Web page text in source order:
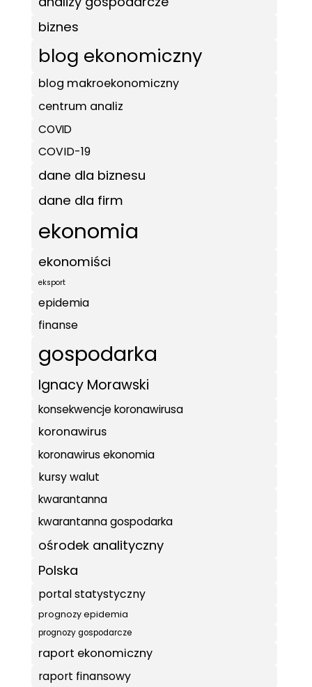
biznes
blog ekonomiczny
blog makroekonomiczny
centrum analiz
COVID
COVID-19
dane dla biznesu
dane dla firm
ekonomia
ekonomiści
eksport
epidemia
finanse
gospodarka
Ignacy Morawski
konsekwencje koronawirusa
koronawirus
koronawirus ekonomia
kursy walut
kwarantanna
kwarantanna gospodarka
ośrodek analityczny
Polska
portal statystyczny
prognozy epidemia
prognozy gospodarcze
raport ekonomiczny
raport finansowy